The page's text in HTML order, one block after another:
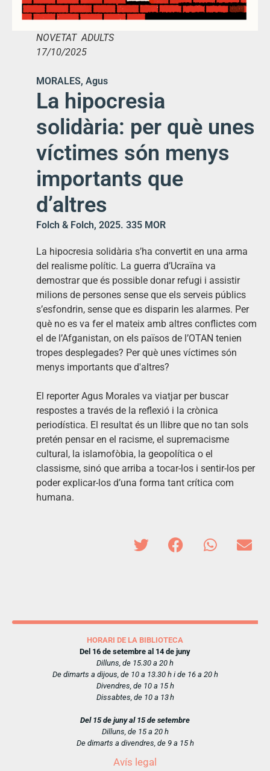
NOVETAT ADULTS
17/10/2025
MORALES, Agus
La hipocresia
solidària: per què unes
víctimes són menys
importants que
d’altres
Folch & Folch, 2025. 335 MOR
La hipocresia solidària s’ha convertit en una arma
del realisme polític. La guerra d’Ucraïna va
demostrar que és possible donar refugi i assistir
milions de persones sense que els serveis públics
s’esfondrin, sense que es disparin les alarmes. Per
què no es va fer el mateix amb altres conflictes com
el de l’Afganistan, on els països de l’OTAN tenien
tropes desplegades? Per què unes víctimes són
menys importants que d'altres?
El reporter Agus Morales va viatjar per buscar
respostes a través de la reflexió i la crònica
periodística. El resultat és un llibre que no tan sols
pretén pensar en el racisme, el supremacisme
cultural, la islamofòbia, la geopolítica o el
classisme, sinó que arriba a tocar-los i sentir-los per
poder explicar-los d’una forma tant crítica com
humana.
HORARI DE LA BIBLIOTECA
Del 16 de setembre al 14 de juny
Dilluns, de 15.30 a 20 h
De dimarts a dijous, de 10 a 13.30 h i de 16 a 20 h
Divendres, de 10 a 15 h
Dissabtes, de 10 a 13 h
Del 15 de juny al 15 de setembre
Dilluns, de 15 a 20 h
De dimarts a divendres, de 9 a 15 h
Avís legal